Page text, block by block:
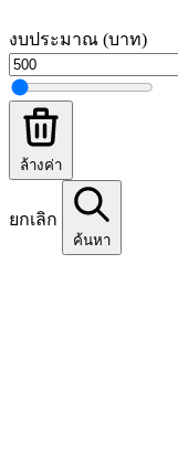
งบประมาณ (บาท)
ล้างค่า
ยกเลิก
ค้นหา